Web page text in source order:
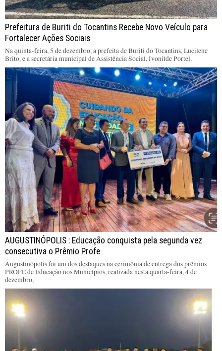
Prefeitura de Buriti do Tocantins Recebe Novo Veículo para
Fortalecer Ações Sociais
Na quinta-feira, 5 de dezembro, a prefeita de Buriti do Tocantins, Lucilene
Brito, e a secretária municipal de Assistência Social, Ivonilde Portel,
AUGUSTINÓPOLIS : Educação conquista pela segunda vez
consecutiva o Prêmio Profe
Augustinópolis foi um dos destaques na cerimônia de entrega dos prêmios
PROFE de Educação nos Municípios, realizada nesta quarta-feira, 4 de
dezembro,